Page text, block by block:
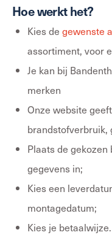
Hoe werkt het?
Kies de gewenste
assortiment, voor
Je kan bij
merken
Onze website
brandstofverbruik,
Plaats de
gegevens in;
Kies een
montagedatum;
Kies je